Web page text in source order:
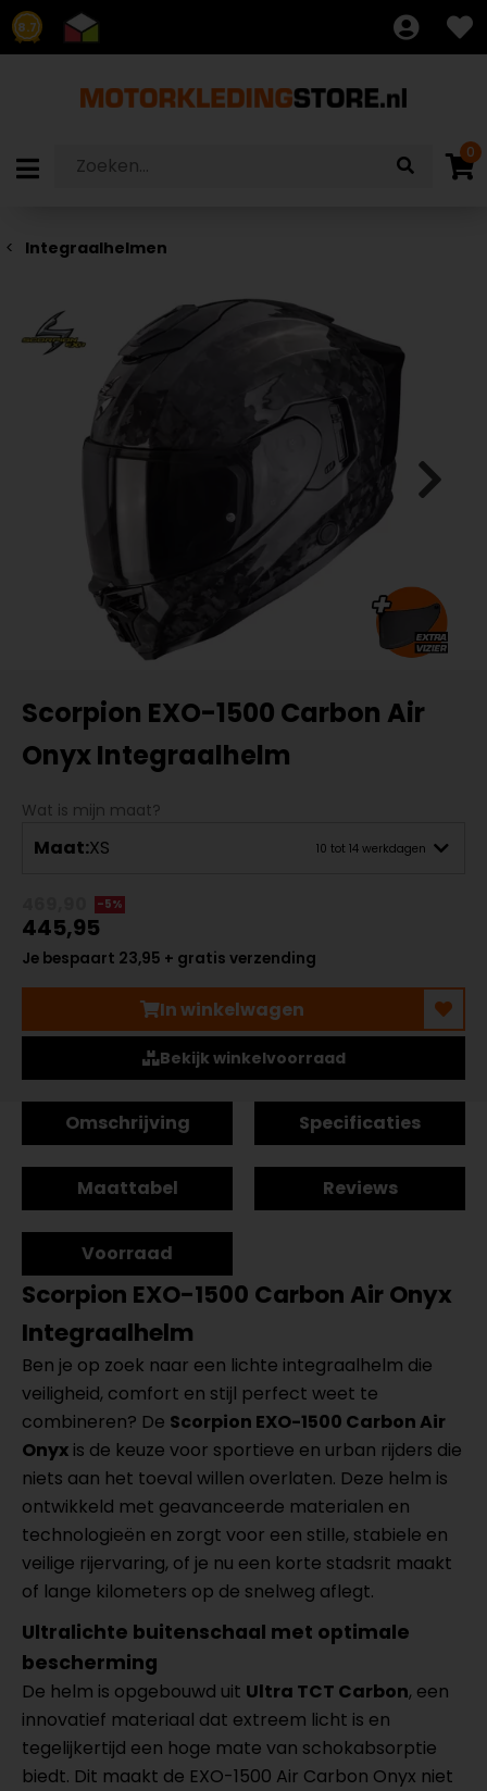
8.7
0
Integraalhelmen
Scorpion EXO-1500 Carbon Air
Onyx Integraalhelm
Wat is mijn maat?
Maat:XS 10 tot 14 werkdagen
-5%
445,95
Je bespaart 23,95 + gratis verzending
In winkelwagen
Bekijk winkelvoorraad
Omschrijving Specificaties
Maattabel Reviews
Voorraad
Scorpion EXO-1500 Carbon Air Onyx
Integraalhelm
Ben je op zoek naar een lichte integraalhelm die
veiligheid, comfort en stijl perfect weet te
combineren? De Scorpion EXO-1500 Carbon Air
Onyx is de keuze voor sportieve en urban rijders die
niets aan het toeval willen overlaten. Deze helm is
ontwikkeld met geavanceerde materialen en
technologieën en zorgt voor een stille, stabiele en
veilige rijervaring, of je nu een korte stadsrit maakt
of lange kilometers op de snelweg aflegt.
Ultralichte buitenschaal met optimale
bescherming
De helm is opgebouwd uit Ultra TCT Carbon, een
innovatief materiaal dat extreem licht is en
tegelijkertijd een hoge mate van schokabsorptie
biedt. Dit maakt de EXO-1500 Air Carbon Onyx niet